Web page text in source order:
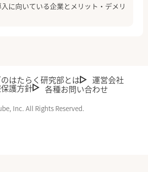
に向いている企業とメリット・デメリ
はたらく研究部とは 運営会社
護方針 各種お問い合わせ
Inc. All Rights Reserved.